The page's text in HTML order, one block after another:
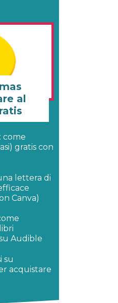
al
come
gratis con
lettera di
Canva)
Audible
su
acquistare